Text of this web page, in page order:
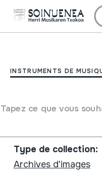
INSTRUMENTS DE
Tapez ce que vous
Emplacement: IV / 3
Type de collection:
Archives d'images